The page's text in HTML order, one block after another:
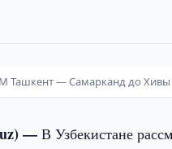
Ташкент — Самарканд до Хивы
—В Узбекистане